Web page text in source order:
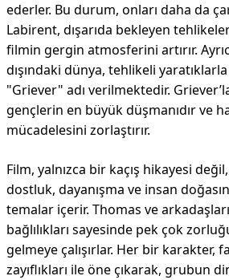
ederler. Bu durum, onları daha da
Labirent, dışarıda bekleyen
filmin gergin atmosferini artırır.
dışındaki dünya, tehlikeli
"Griever" adı verilmektedir.
gençlerin en büyük düşmanıdır ve
mücadelesini zorlaştırır.
Film, yalnızca bir kaçış hikayesi
dostluk, dayanışma ve insan
temalar içerir. Thomas ve
bağlılıkları sayesinde pek çok
gelmeye çalışırlar. Her bir karakter,
zayıflıkları ile öne çıkarak, grubun